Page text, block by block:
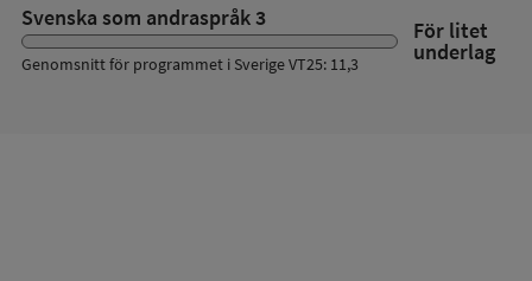
Svenska som andraspråk 3 För litet
underlag
Genomsnitt för programmet i Sverige VT25: 11,3